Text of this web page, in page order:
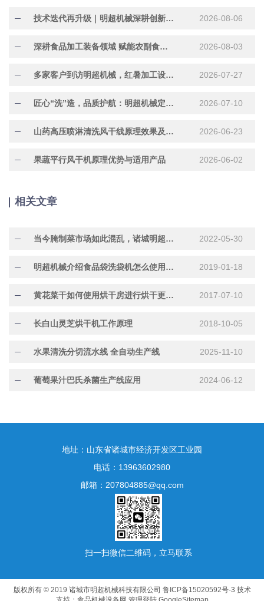
技术迭代再升级｜明超机械深耕创新研发，助力行业提质增效 2026-08-06
深耕食品加工装备领域 赋能农副食品产业提质增效 2026-08-03
多家客户到访明超机械，红暑加工设备现场试机洽谈合作 2026-07-27
匠心“洗”造，品质护航：明超机械定制化304不锈钢水果清洗机正在加紧赶制中 2026-07-10
山药高压喷淋清洗风干线原理效果及适用产品 2026-06-23
果蔬平行风干机原理优势与适用产品 2026-06-02
相关文章
当今腌制菜市场如此混乱，诸城明超净菜来帮您把关 2022-05-30
明超机械介绍食品袋洗袋机怎么使用更合理优化 2019-01-18
黄花菜干如何使用烘干房进行烘干更省时间效率高 2017-07-10
长白山灵芝烘干机工作原理 2018-10-05
水果清洗分切流水线 全自动生产线 2025-11-10
葡萄果汁巴氏杀菌生产线应用 2024-06-12
地址：山东省诸城市经济开发区工业园
电话：13963602980
邮箱：207804885@qq.com
扫一扫微信二维码，立马联系
版权所有 © 2019 诸城市明超机械科技有限公司 鲁ICP备15020592号-3 技术